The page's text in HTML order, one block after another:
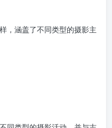
，涵盖了不同类型的摄影主